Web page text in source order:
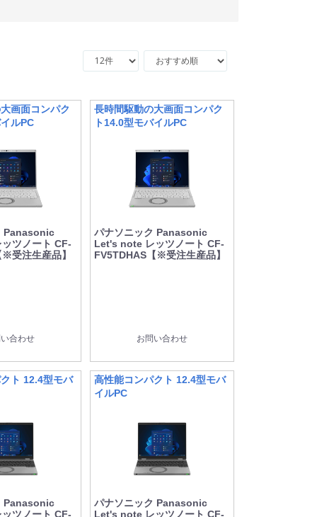
画面コンパク
ルPC
Panasonic
ツノート CF-
受注生産品】
合わせ
長時間駆動の大画面コンパク
ト14.0型モバイルPC
パナソニック Panasonic
Let's note レッツノート CF-
FV5TDHAS【※受注生産品】
お問い合わせ
ト 12.4型モバ
Panasonic
ツノート CF-
高性能コンパクト 12.4型モバ
イルPC
パナソニック Panasonic
Let's note レッツノート CF-